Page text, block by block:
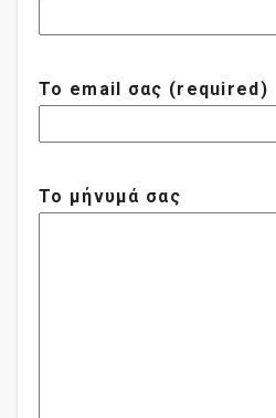
Το email σας (required)
Το μήνυμά σας